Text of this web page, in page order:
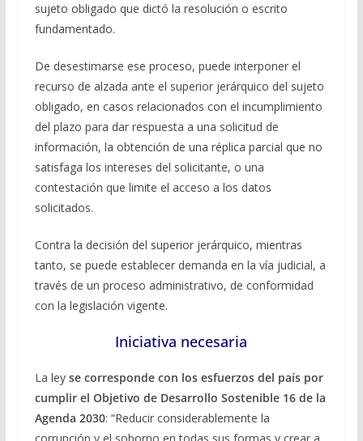
sujeto obligado que dictó la resolución o escrito
fundamentado.
De desestimarse ese proceso, puede interponer el
recurso de alzada ante el superior jerárquico del sujeto
obligado, en casos relacionados con el incumplimiento
del plazo para dar respuesta a una solicitud de
información, la obtención de una réplica parcial que no
satisfaga los intereses del solicitante, o una
contestación que limite el acceso a los datos
solicitados.
Contra la decisión del superior jerárquico, mientras
tanto, se puede establecer demanda en la vía judicial, a
través de un proceso administrativo, de conformidad
con la legislación vigente.
Iniciativa necesaria
La ley se corresponde con los esfuerzos del país por
cumplir el Objetivo de Desarrollo Sostenible 16 de la
Agenda 2030: “Reducir considerablemente la